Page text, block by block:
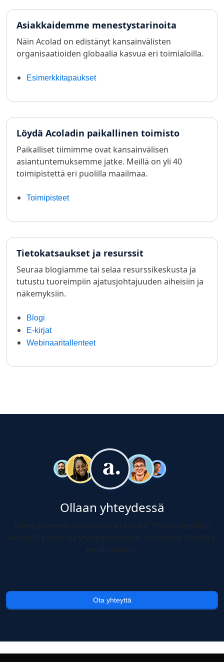
Asiakkaidemme menestystarinoita
Näin Acolad on edistänyt kansainvälisten
organisaatioiden globaalia kasvua eri toimialoilla.
Esimerkkitapaukset
Löydä Acoladin paikallinen toimisto
Paikalliset tiimimme ovat kansainvälisen
asiantuntemuksemme jatke. Meillä on yli 40
toimipistettä eri puolilla maailmaa.
Toimipisteet
Tietokatsaukset ja resurssit
Seuraa blogiamme tai selaa resurssikeskusta ja
tutustu tuoreimpiin ajatusjohtajuuden aiheisiin ja
näkemyksiin.
Blogi
E-kirjat
Webinaaritallenteet
Ollaan yhteydessä
Ota yhteyttä